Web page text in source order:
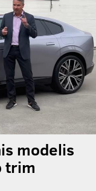
modelis
trim